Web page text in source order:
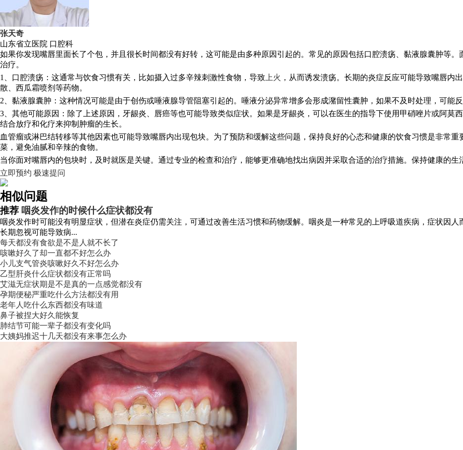
张天奇
山东省立医院 口腔科
如果你发现嘴唇里面长了个包，并且很长时间都没有好转，这可能是由多种原因引起的。常见的原因包括口腔溃疡、黏液腺囊肿等
治疗。
1、口腔溃疡：这通常与饮食习惯有关，比如摄入过多辛辣刺激性食物，导致 上火 ，从而诱发溃疡。长期的炎症反应可能导致嘴唇内
散、西瓜霜喷剂等药物。
2、黏液腺囊肿：这种情况可能是由于创伤或唾液腺导管阻塞引起的。唾液分泌异常增多会形成潴留性囊肿，如果不及时处理，可能
3、其他可能原因：除了上述原因，牙龈炎、唇癌等也可能导致类似症状。如果是牙龈炎，可以在医生的指导下使用甲硝唑片或阿莫
结合放疗和化疗来抑制肿瘤的生长。
血管瘤或淋巴结转移等其他因素也可能导致嘴唇内出现包块。为了预防和缓解这些问题，保持良好的心态和健康的饮食习惯是非常
菜，避免油腻和辛辣的食物。
当你面对嘴唇内的包块时，及时就医是关键。通过专业的检查和治疗，能够更准确地找出病因并采取合适的治疗措施。保持健康的生
立即预约 极速提问
相似问题
推荐 咽炎发作的时候什么症状都没有
咽炎发作时可能没有明显症状，但潜在炎症仍需关注，可通过改善生活习惯和药物缓解。咽炎是一种常见的上呼吸道疾病，症状因人
长期忽视可能导致病...
每天都没有食欲是不是人就不长了
咳嗽好久了却一直都不好怎么办
小儿支气管炎咳嗽好久不好怎么办
乙型肝炎什么症状都没有正常吗
艾滋无症状期是不是真的一点感觉都没有
孕期便秘严重吃什么方法都没有用
老年人吃什么东西都没有味道
鼻子被捏大好久能恢复
肺结节可能一辈子都没有变化吗
大姨妈推迟十几天都没有来事怎么办